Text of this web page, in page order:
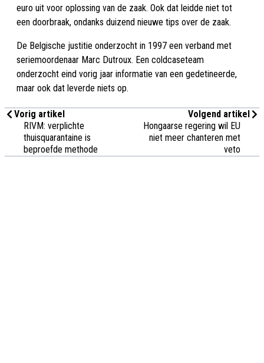
euro uit voor oplossing van de zaak. Ook dat leidde niet tot
een doorbraak, ondanks duizend nieuwe tips over de zaak.
De Belgische justitie onderzocht in 1997 een verband met
seriemoordenaar Marc Dutroux. Een coldcaseteam
onderzocht eind vorig jaar informatie van een gedetineerde,
maar ook dat leverde niets op.
Vorig artikel
RIVM: verplichte
thuisquarantaine is
beproefde methode
Volgend artikel
Hongaarse regering wil EU
niet meer chanteren met
veto